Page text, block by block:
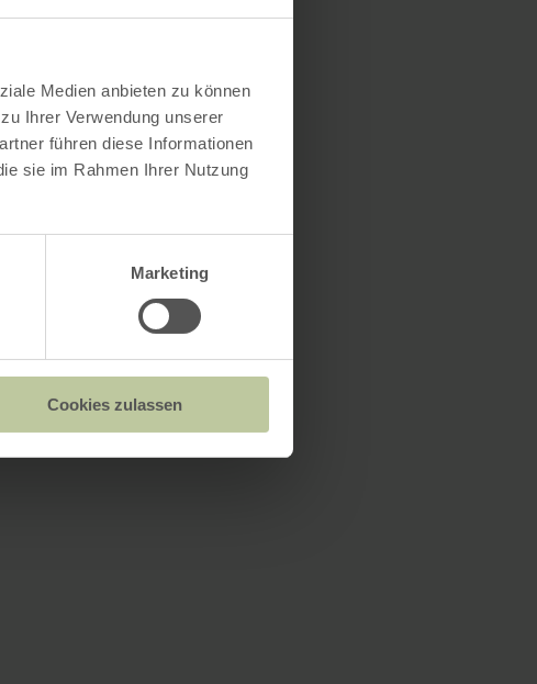
Medien anbieten zu können
Ihrer Verwendung unserer
führen diese Informationen
sie im Rahmen Ihrer Nutzung
Marketing
Cookies zulassen